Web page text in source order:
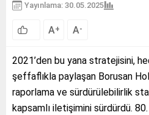
Yayınlama: 30.05.2025
A+ A-
2021’den bu yana stratejisini,
şeffaflıkla paylaşan Borusan
raporlama ve sürdürülebilirlik
kapsamlı iletişimini sürdürdü. 80.